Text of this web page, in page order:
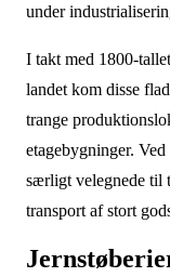
under
I takt med 1800-
landet kom disse
trange
etagebygninger.
særligt velegnede til
transport af stort